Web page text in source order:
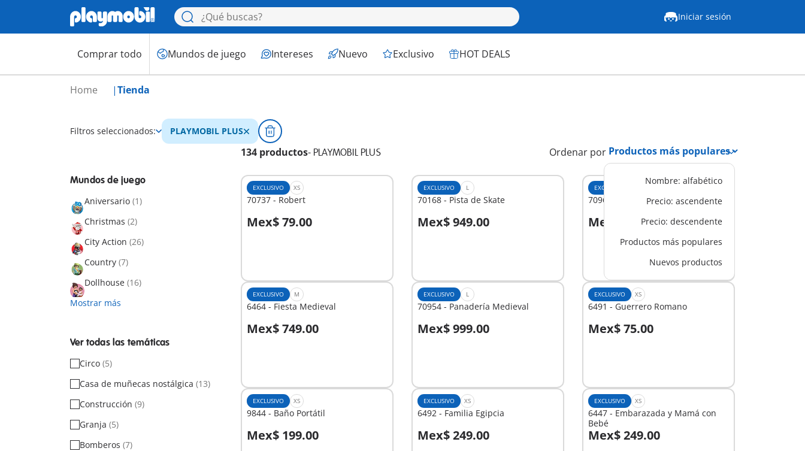
Iniciar sesión
Comprar todo Mundos de juego Intereses Nuevo Exclusivo HOT DEALS
Home Tienda
Filtros seleccionados: PLAYMOBIL PLUS
134 productos- PLAYMOBIL PLUS Ordenar por
Nombre: alfabético
Precio: ascendente
Precio: descendente
Productos más populares
Nuevos productos
Mundos de juego
Aniversario (1)
Christmas (2)
City Action (26)
Country (7)
Dollhouse (16)
Mostrar más
Ver todas las temáticas
Circo (5)
Casa de muñecas nostálgica (13)
Construcción (9)
Granja (5)
Bomberos (7)
EXCLUSIVO XS
70737 - Robert
Mex$ 79.00
EXCLUSIVO L
70168 - Pista de Skate
Mex$ 949.00
EXCLUSIVO
70968 - Artistas de Circo
Mex$ 499.00
EXCLUSIVO M
6464 - Fiesta Medieval
Mex$ 749.00
EXCLUSIVO L
70954 - Panadería Medieval
Mex$ 999.00
EXCLUSIVO XS
6491 - Guerrero Romano
Mex$ 75.00
EXCLUSIVO XS
9844 - Baño Portátil
Mex$ 199.00
EXCLUSIVO XS
6492 - Familia Egipcia
Mex$ 249.00
EXCLUSIVO XS
6447 - Embarazada y Mamá con
Bebé
Mex$ 249.00